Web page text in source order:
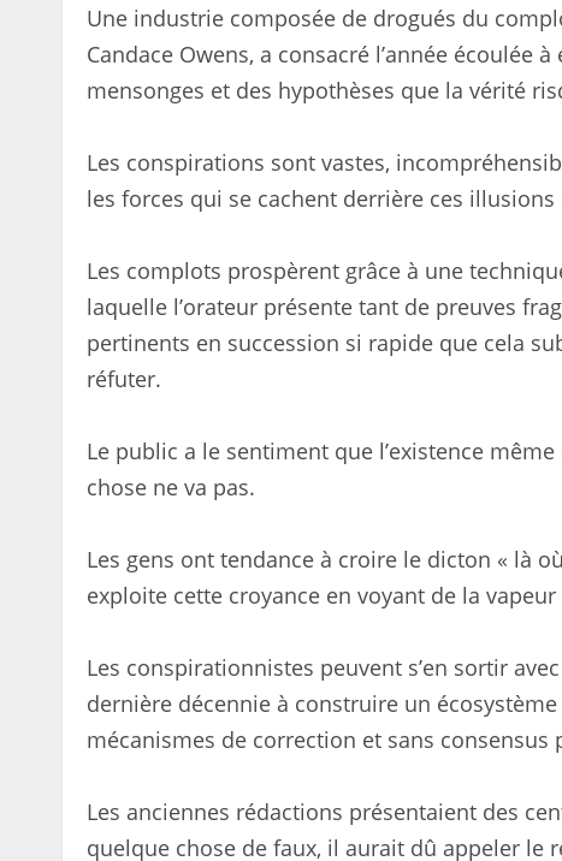
Une industrie composée de drogués du
Candace Owens, a consacré l’année
mensonges et des hypothèses que la vérité
Les conspirations sont vastes,
les forces qui se cachent derrière ces illusions
Les complots prospèrent grâce à une
laquelle l’orateur présente tant de preuves
pertinents en succession si rapide que cela
réfuter.
Le public a le sentiment que l’existence
chose ne va pas.
Les gens ont tendance à croire le dicton « là
exploite cette croyance en voyant de la
Les conspirationnistes peuvent s’en sortir
dernière décennie à construire un
mécanismes de correction et sans consensus
Les anciennes rédactions présentaient des
quelque chose de faux, il aurait dû appeler le